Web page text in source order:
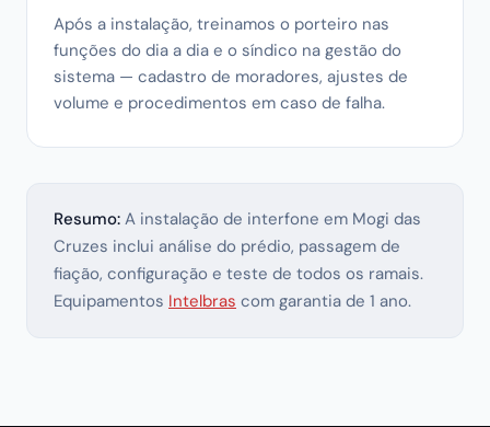
Após a instalação, treinamos o porteiro nas
funções do dia a dia e o síndico na gestão do
sistema — cadastro de moradores, ajustes de
volume e procedimentos em caso de falha.
Resumo: A instalação de interfone em Mogi das
Cruzes inclui análise do prédio, passagem de
fiação, configuração e teste de todos os ramais.
Equipamentos Intelbras com garantia de 1 ano.